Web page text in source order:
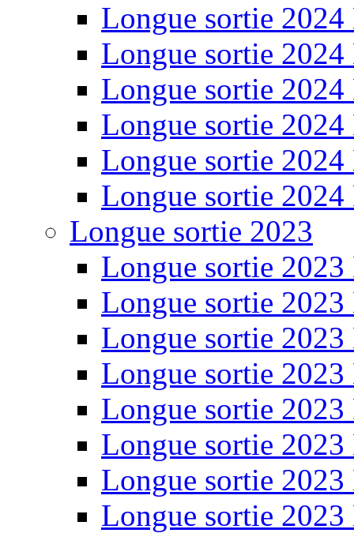
Longue sortie 2024
Longue sortie 2024
Longue sortie 2024
Longue sortie 2024
Longue sortie 2024
Longue sortie 2024
Longue sortie 2023
Longue sortie 2023
Longue sortie 2023
Longue sortie 2023
Longue sortie 2023
Longue sortie 2023
Longue sortie 2023
Longue sortie 2023
Longue sortie 2023